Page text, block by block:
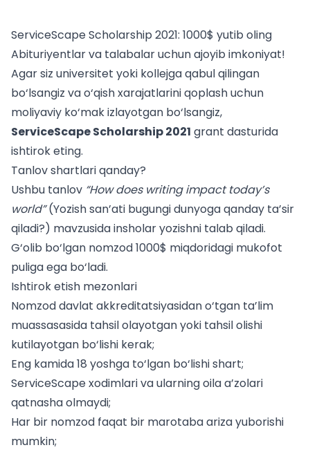
ServiceScape Scholarship 2021: 1000$ yutib oling
Abituriyentlar va talabalar uchun ajoyib imkoniyat!
Agar siz universitet yoki kollejga qabul qilingan
bo‘lsangiz va o‘qish xarajatlarini qoplash uchun
moliyaviy ko‘mak izlayotgan bo‘lsangiz,
ServiceScape Scholarship 2021 grant dasturida
ishtirok eting.
Tanlov shartlari qanday?
Ushbu tanlov “How does writing impact today’s
world”(Yozish san’ati bugungi dunyoga qanday ta’sir
qiladi?) mavzusida insholar yozishni talab qiladi.
G‘olib bo‘lgan nomzod 1000$ miqdoridagi mukofot
puliga ega bo‘ladi.
Ishtirok etish mezonlari
Nomzod davlat akkreditatsiyasidan o‘tgan ta’lim
muassasasida tahsil olayotgan yoki tahsil olishi
kutilayotgan bo‘lishi kerak;
Eng kamida 18 yoshga to‘lgan bo‘lishi shart;
ServiceScape xodimlari va ularning oila a’zolari
qatnasha olmaydi;
Har bir nomzod faqat bir marotaba ariza yuborishi
mumkin;